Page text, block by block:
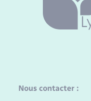
Nous contacter :